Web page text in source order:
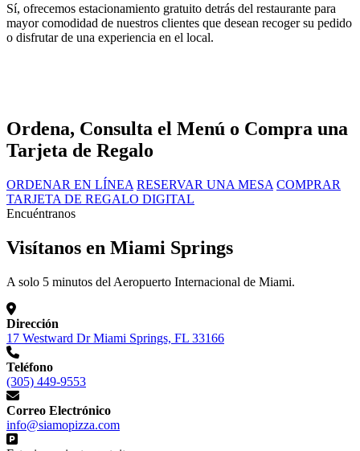
Sí, ofrecemos estacionamiento gratuito detrás del restaurante para
mayor comodidad de nuestros clientes que desean recoger su pedido
o disfrutar de una experiencia en el local.
Ordena, Consulta el Menú o Compra una
Tarjeta de Regalo
ORDENAR EN LÍNEA RESERVAR UNA MESA COMPRAR
TARJETA DE REGALO DIGITAL
Encuéntranos
Visítanos en Miami Springs
A solo 5 minutos del Aeropuerto Internacional de Miami.
Dirección
17 Westward Dr Miami Springs, FL 33166
Teléfono
(305) 449-9553
Correo Electrónico
info@siamopizza.com